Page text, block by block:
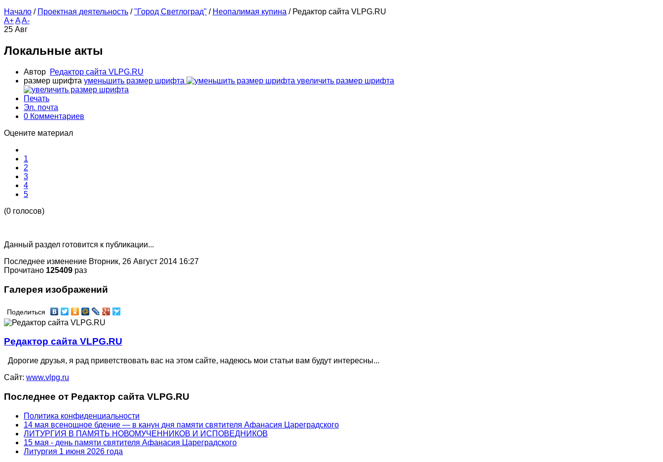
Начало / Проектная деятельность / "Город Светлоград" / Неопалимая купина / Редактор сайта VLPG.RU
A+AA-
25 Авг
Локальные акты
Автор Редактор сайта VLPG.RU
размер шрифта уменьшить размер шрифта увеличить размер шрифта
Печать
Эл. почта
0 Комментариев
Оцените материал
1
2
3
4
5
(0 голосов)
Данный раздел готовится к публикации...
Последнее изменение Вторник, 26 Август 2014 16:27
Прочитано 125409 раз
Галерея изображений
Поделиться
Редактор сайта VLPG.RU
Дорогие друзья, я рад приветствовать вас на этом сайте, надеюсь мои статьи вам будут интересны...
Сайт: www.vlpg.ru
Последнее от Редактор сайта VLPG.RU
Политика конфиденциальности
14 мая всенощное бдение — в канун дня памяти святителя Афанасия Цареградского
ЛИТУРГИЯ В ПАМЯТЬ НОВОМУЧЕННИКОВ И ИСПОВЕДНИКОВ
15 мая - день памяти святителя Афанасия Цареградского
Литургия 1 июня 2026 года